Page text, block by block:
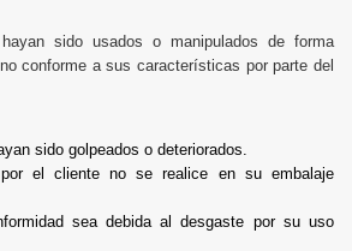
sido usados o manipulados de forma
conforme a sus características por parte del
sido golpeados o deteriorados.
el cliente no se realice en su embalaje
sea debida al desgaste por su uso